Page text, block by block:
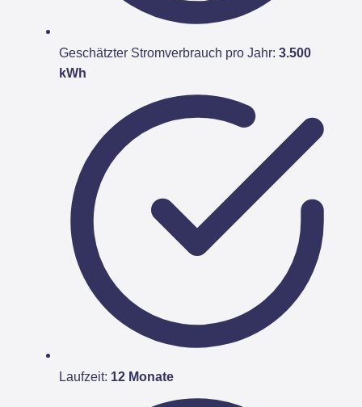
Geschätzter Stromverbrauch pro Jahr: 3.500
kWh
Laufzeit: 12 Monate